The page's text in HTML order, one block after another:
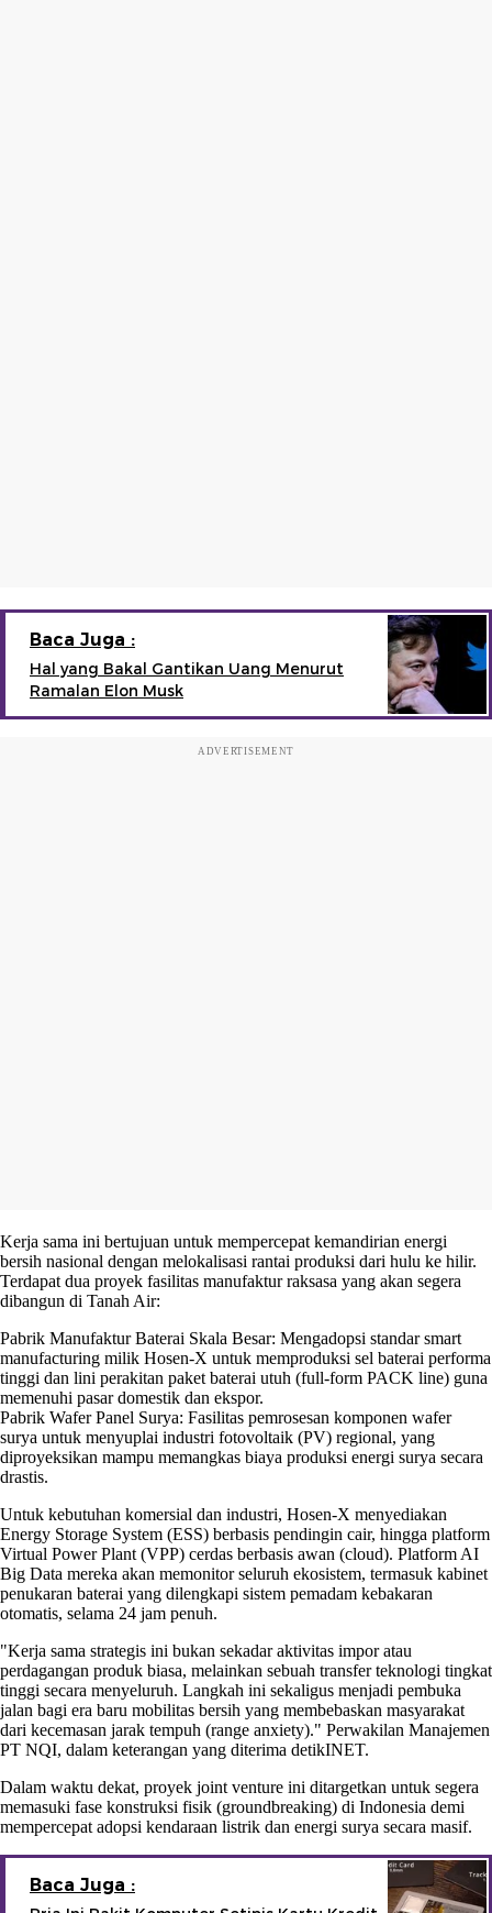
Baca Juga :
Hal yang Bakal Gantikan Uang Menurut
Ramalan Elon Musk
ADVERTISEMENT
Kerja sama ini bertujuan untuk mempercepat kemandirian energi
bersih nasional dengan melokalisasi rantai produksi dari hulu ke hilir.
Terdapat dua proyek fasilitas manufaktur raksasa yang akan segera
dibangun di Tanah Air:
Pabrik Manufaktur Baterai Skala Besar: Mengadopsi standar smart
manufacturing milik Hosen-X untuk memproduksi sel baterai performa
tinggi dan lini perakitan paket baterai utuh (full-form PACK line) guna
memenuhi pasar domestik dan ekspor.
Pabrik Wafer Panel Surya: Fasilitas pemrosesan komponen wafer
surya untuk menyuplai industri fotovoltaik (PV) regional, yang
diproyeksikan mampu memangkas biaya produksi energi surya secara
drastis.
Untuk kebutuhan komersial dan industri, Hosen-X menyediakan
Energy Storage System (ESS) berbasis pendingin cair, hingga platform
Virtual Power Plant (VPP) cerdas berbasis awan (cloud). Platform AI
Big Data mereka akan memonitor seluruh ekosistem, termasuk kabinet
penukaran baterai yang dilengkapi sistem pemadam kebakaran
otomatis, selama 24 jam penuh.
"Kerja sama strategis ini bukan sekadar aktivitas impor atau
perdagangan produk biasa, melainkan sebuah transfer teknologi tingkat
tinggi secara menyeluruh. Langkah ini sekaligus menjadi pembuka
jalan bagi era baru mobilitas bersih yang membebaskan masyarakat
dari kecemasan jarak tempuh (range anxiety)." Perwakilan Manajemen
PT NQI, dalam keterangan yang diterima detikINET.
Dalam waktu dekat, proyek joint venture ini ditargetkan untuk segera
memasuki fase konstruksi fisik (groundbreaking) di Indonesia demi
mempercepat adopsi kendaraan listrik dan energi surya secara masif.
Baca Juga :